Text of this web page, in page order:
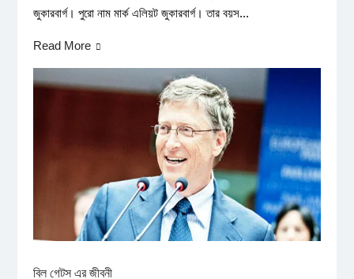
জুকারবার্গ। পুরো নাম মার্ক এলিয়ট জুকারবার্গ। তার বয়স...
Read More
বিল গেটস এর জীবনী